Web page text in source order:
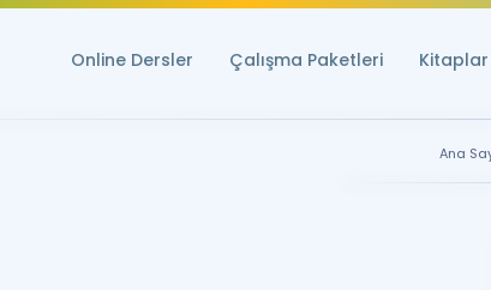
Online Dersler Çalışma Paketleri
Ana